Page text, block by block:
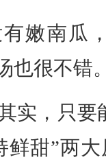
嫩南瓜
也很不错
实，只要
鲜甜”两